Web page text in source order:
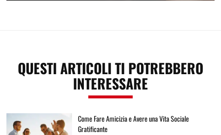
QUESTI ARTICOLI TI POTREBBERO
INTERESSARE
Come Fare Amicizia e Avere una Vita Sociale
Gratificante